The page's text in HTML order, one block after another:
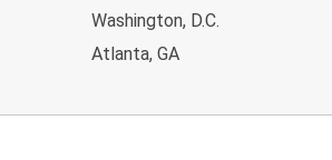
Washington, D.C.
Atlanta, GA